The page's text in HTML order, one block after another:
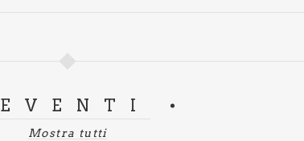
EVENTI
Mostra tutti